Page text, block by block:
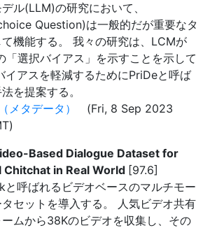
ル(LLM)の研究において、
Question)は一般的だが重要なタ
機能する。 我々の研究は、LCMが
「選択バイアス」を示すことを示して
イアスを軽減するためにPriDeと呼ば
を提案する。
メタデータ）
(Fri, 8 Sep 2023
Based Dialogue Dataset for
in Real World [97.6]
と呼ばれるビデオベースのマルチモー
セットを導入する。 人気ビデオ共有
ムから38Kのビデオを収集し、その